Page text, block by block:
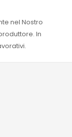
nel Nostro
In